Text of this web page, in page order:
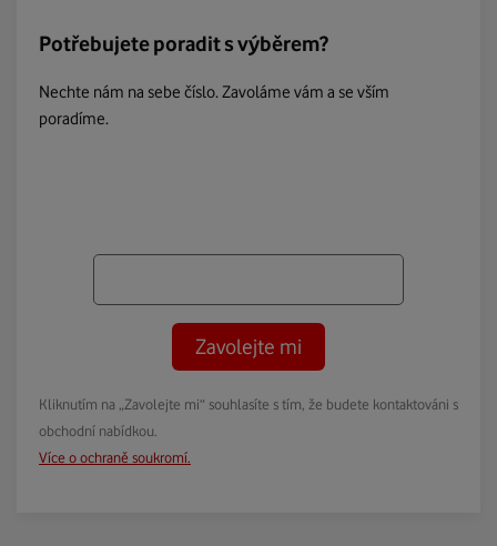
Potřebujete poradit s výběrem?
Nechte nám na sebe číslo. Zavoláme vám a se vším
poradíme.
Zavolejte mi
Kliknutím na „Zavolejte mi“ souhlasíte s tím, že budete kontaktováni s
obchodní nabídkou.
Více o ochraně soukromí.